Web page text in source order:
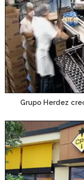
Grupo Herdez